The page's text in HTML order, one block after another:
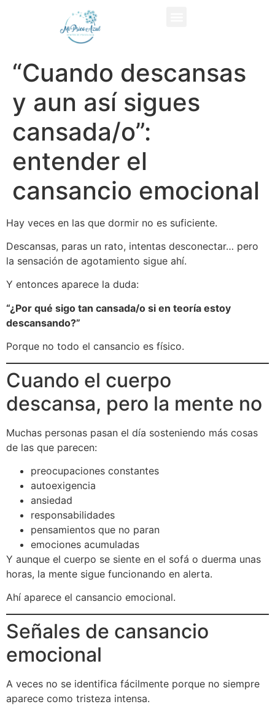
“Cuando descansas
y aun así sigues
cansada/o”:
entender el
cansancio emocional
Hay veces en las que dormir no es suficiente.
Descansas, paras un rato, intentas desconectar… pero
la sensación de agotamiento sigue ahí.
Y entonces aparece la duda:
“¿Por qué sigo tan cansada/o si en teoría estoy
descansando?”
Porque no todo el cansancio es físico.
Cuando el cuerpo
descansa, pero la mente no
Muchas personas pasan el día sosteniendo más cosas
de las que parecen:
preocupaciones constantes
autoexigencia
ansiedad
responsabilidades
pensamientos que no paran
emociones acumuladas
Y aunque el cuerpo se siente en el sofá o duerma unas
horas, la mente sigue funcionando en alerta.
Ahí aparece el cansancio emocional.
Señales de cansancio
emocional
A veces no se identifica fácilmente porque no siempre
aparece como tristeza intensa.